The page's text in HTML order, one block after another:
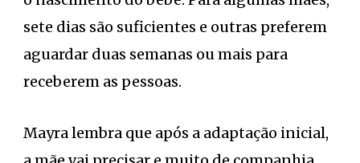
sete dias são suficientes e outras preferem
aguardar duas semanas ou mais para
receberem as pessoas.
Mayra lembra que após a adaptação inicial,